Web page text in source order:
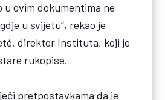
u ovim dokumentima ne
u svijetu“, rekao je
direktor Instituta, koji je
rukopise.
pretpostavkama da je